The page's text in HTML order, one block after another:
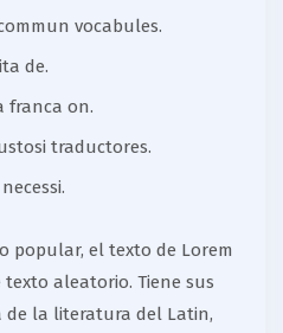
vocabules.
de.
franca on.
traductores.
popular, el texto de Lorem
aleatorio. Tiene sus
de la literatura del Latin,